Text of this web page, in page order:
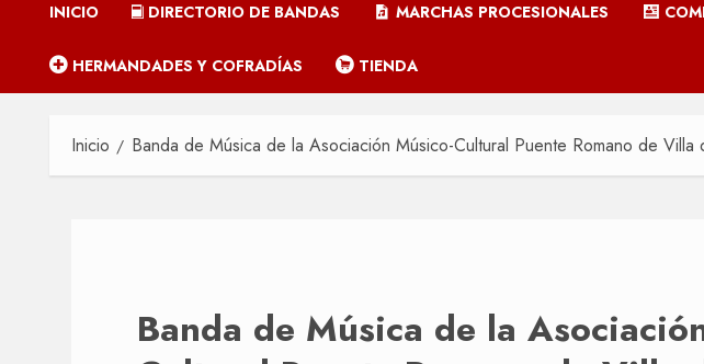
INICIO DIRECTORIO DE BANDAS MARCHAS PROCESIONALES
HERMANDADES Y COFRADÍAS TIENDA
Inicio Banda de Música de la Asociación Músico-Cultural Puente Romano de Villa
Banda de Música de la